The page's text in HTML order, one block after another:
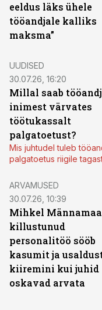
eeldus läks ühele
tööandjale kalliks
maksma”
UUDISED
30.07.26, 16:20
Millal saab
inimest värvates
töötukassalt
palgatoetust?
Mis juhtudel tuleb
palgatoetus riigile
ARVAMUSED
30.07.26, 10:39
Mihkel
killustunud
personalitöö sööb
kasumit ja
kiiremini kui juhid
oskavad arvata